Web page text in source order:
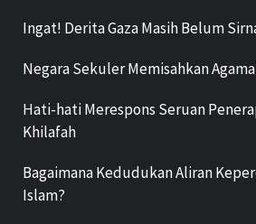
Ingat! Derita Gaza Masih Belum
Negara Sekuler Memisahkan
Hati-hati Merespons Seruan
Khilafah
Bagaimana Kedudukan Aliran
Islam?